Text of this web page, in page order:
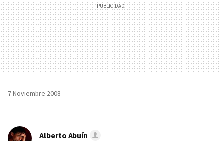
7 Noviembre 2008
Alberto Abuín